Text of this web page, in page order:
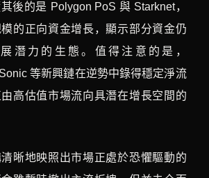
後的是 Polygon PoS 與 Starknet，
的正向資金增長，顯示部分資金仍
潛力的生態。值得注意的是，
等新興鏈在逆勢中錄得穩定淨流
高估值市場流向具潛在增長空間的
晰地映照出市場正處於恐懼驅動的